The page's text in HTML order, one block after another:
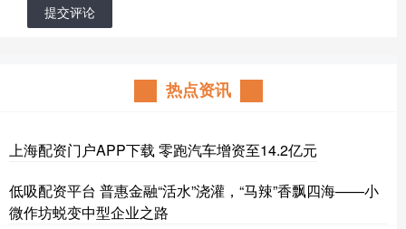
提交评论
热点资讯
上海配资门户APP下载 零跑汽车增资至14.2亿元
低吸配资平台 普惠金融“活水”浇灌，“马辣”香飘四海——小
微作坊蜕变中型企业之路